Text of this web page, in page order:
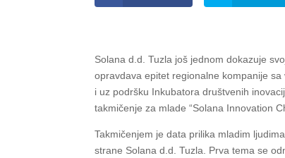
Solana d.d. Tuzla još jednom dokazuje
opravdava epitet regionalne kompanije
i uz podršku Inkubatora društvenih
takmičenje za mlade “Solana Innovation
Takmičenjem je data prilika mladim
strane Solana d.d. Tuzla. Prva tema se